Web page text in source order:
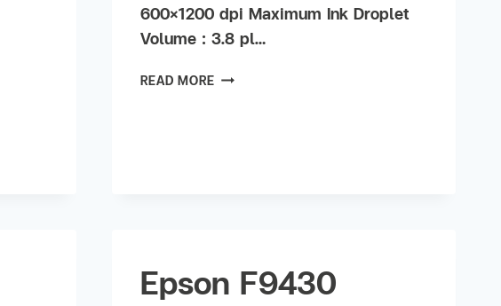
600×1200 dpi Maximum Ink Droplet
Volume : 3.8 pl…
READ MORE
Epson F9430